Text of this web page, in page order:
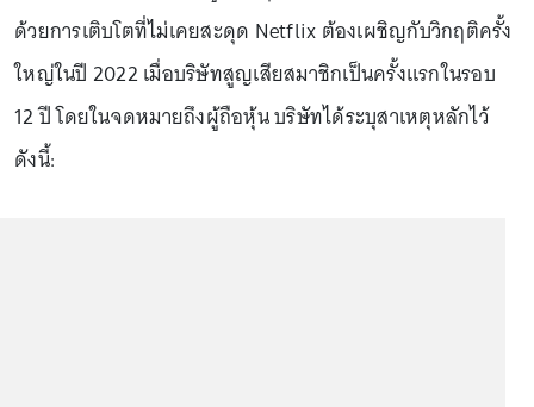
ด้วยการเติบโตที่ไม่เคยสะดุด Netflix ต้องเผชิญกับวิกฤติครั้ง
ใหญ่ในปี 2022 เมื่อบริษัทสูญเสียสมาชิกเป็นครั้งแรกในรอบ
12 ปี โดยในจดหมายถึงผู้ถือหุ้น บริษัทได้ระบุสาเหตุหลักไว้
ดังนี้: